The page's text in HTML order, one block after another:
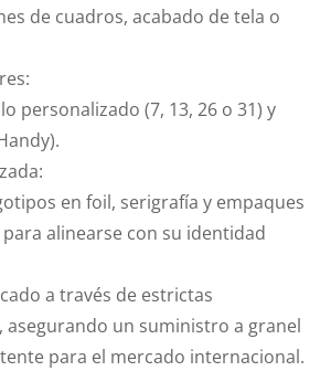
de cuadros, acabado de tela o
personalizado (7, 13, 26 o 31) y
en foil, serigrafía y empaques
alinearse con su identidad
a través de estrictas
asegurando un suministro a granel
para el mercado internacional.